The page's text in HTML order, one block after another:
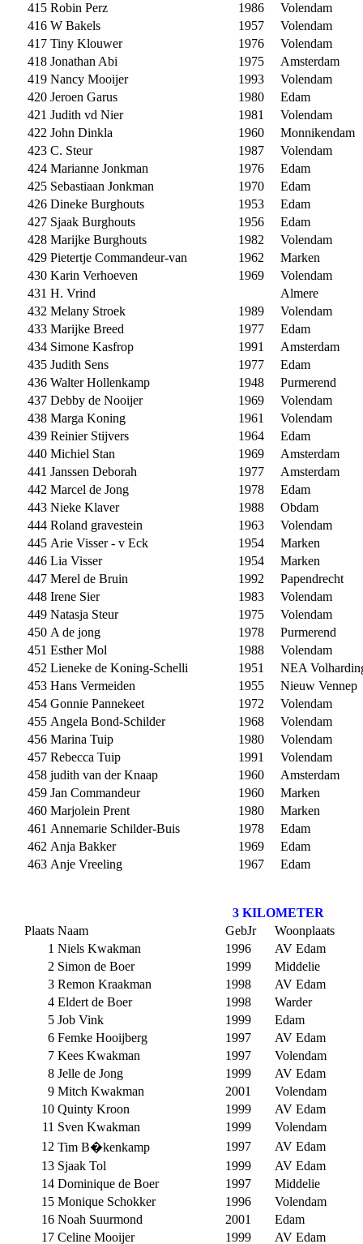
415 Robin Perz 1986
Volendam
416 W Bakels 1957
Volendam
417 Tiny Klouwer 1976
Volendam
418 Jonathan Abi 1975
Amsterdam
419 Nancy Mooijer 1993
Volendam
420 Jeroen Garus 1980
Edam
421 Judith vd Nier 1981
Volendam
422 John Dinkla 1960
Monnikendam
423 C. Steur 1987
Volendam
424 Marianne Jonkman 1976
Edam
425 Sebastiaan Jonkman 1970
Edam
426 Dineke Burghouts 1953
Edam
427 Sjaak Burghouts 1956
Edam
428 Marijke Burghouts 1982
Volendam
429 Pietertje Commandeur-van 1962
Marken
430 Karin Verhoeven 1969
Volendam
431 H. Vrind
Almere
432 Melany Stroek 1989
Volendam
433 Marijke Breed 1977
Edam
434 Simone Kasfrop 1991
Amsterdam
435 Judith Sens 1977
Edam
436 Walter Hollenkamp 1948
Purmerend
437 Debby de Nooijer 1969
Volendam
438 Marga Koning 1961
Volendam
439 Reinier Stijvers 1964
Edam
440 Michiel Stan 1969
Amsterdam
441 Janssen Deborah 1977
Amsterdam
442 Marcel de Jong 1978
Edam
443 Nieke Klaver 1988
Obdam
444 Roland gravestein 1963
Volendam
445 Arie Visser - v Eck 1954
Marken
446 Lia Visser 1954
Marken
447 Merel de Bruin 1992
Papendrecht
448 Irene Sier 1983
Volendam
449 Natasja Steur 1975
Volendam
450 A de jong 1978
Purmerend
451 Esther Mol 1988
Volendam
452 Lieneke de Koning-Schelli 1951
NEA
453 Hans Vermeiden 1955
Nieuw Vennep
454 Gonnie Pannekeet 1972
Volendam
455 Angela Bond-Schilder 1968
Volendam
456 Marina Tuip 1980
Volendam
457 Rebecca Tuip 1991
Volendam
458 judith van der Knaap 1960
Amsterdam
459 Jan Commandeur 1960
Marken
460 Marjolein Prent 1980
Marken
461 Annemarie Schilder-Buis 1978
Edam
462 Anja Bakker 1969
Edam
463 Anje Vreeling 1967 Edam
3 KILOMETER
Plaats Naam GebJr
Woonplaats
1 Niels Kwakman 1996
AV Edam
2 Simon de Boer 1999
Middelie
3 Remon Kraakman 1998
AV Edam
4 Eldert de Boer 1998
Warder
5 Job Vink 1999
Edam
6 Femke Hooijberg 1997
AV Edam
7 Kees Kwakman 1997
Volendam
8 Jelle de Jong 1999
AV Edam
9 Mitch Kwakman 2001
Volendam
10 Quinty Kroon 1999
AV Edam
11 Sven Kwakman 1999
Volendam
12 Tim B�kenkamp 1997
AV Edam
13 Sjaak Tol 1999
AV Edam
14 Dominique de Boer 1997
Middelie
15 Monique Schokker 1996
Volendam
16 Noah Suurmond 2001
Edam
17 Celine Mooijer 1999 AV Edam